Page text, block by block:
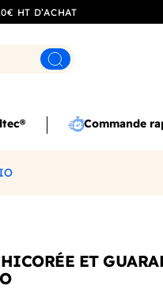
HT D’ACHAT
Rechercher
Commande
ET